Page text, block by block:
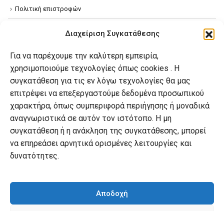
Διαχείριση Συγκατάθεσης
Για να παρέχουμε την καλύτερη εμπειρία,
χρησιμοποιούμε τεχνολογίες όπως cookies . Η
συγκατάθεση για τις εν λόγω τεχνολογίες θα μας
επιτρέψει να επεξεργαστούμε δεδομένα προσωπικού
χαρακτήρα, όπως συμπεριφορά περιήγησης ή μοναδικά
αναγνωριστικά σε αυτόν τον ιστότοπο. Η μη
συγκατάθεση ή η ανάκληση της συγκατάθεσης, μπορεί
να επηρεάσει αρνητικά ορισμένες λειτουργίες και
δυνατότητες.
Αποδοχή
Πολιτική επιστροφών
Πολιτική Cookies
Ο λογαριασμός μου
Οι παραγγελίες μου
Λίστα επιθυμιών